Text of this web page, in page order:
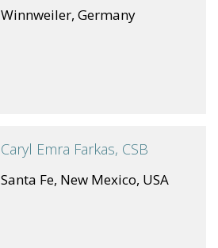
Winnweiler, Germany
Caryl Emra Farkas, CSB
Santa Fe, New Mexico, USA